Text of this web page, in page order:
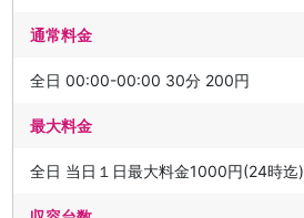
通常料金
全日 00:00-00:00 30分 200円
最大料金
全日 当日１日最大料金1000円(24時迄)